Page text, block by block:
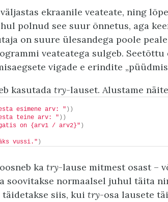
ekraanile veateate, ning
polnud see suur õnnetus, aga
on suure ülesandega poole
veateatega sulgeb. Seetõttu
vigade e erindite
kasutada try-lauset. Alustame
esimene arv: " ))
teine arv: " ))
on {arv1 / arv2}" )
vussi." )
ka try-lause mitmest osast –
soovitakse normaalsel juhul täita
siis, kui try-osa lausete